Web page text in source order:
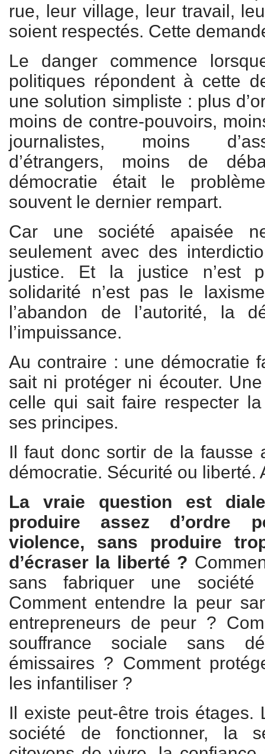
rue, leur village, leur travail,
soient respectés. Cette
Le danger commence
politiques répondent à cette
une solution simpliste : plus
moins de contre-pouvoirs,
journalistes, moins
d’étrangers, moins de
démocratie était le
souvent le dernier rempart.
Car une société apaisée
seulement avec des
justice. Et la justice n’est
solidarité n’est pas le
l’abandon de l’autorité, la
l’impuissance.
Au contraire : une démocratie
sait ni protéger ni écouter.
celle qui sait faire respecter
ses principes.
Il faut donc sortir de la fausse
démocratie. Sécurité ou liberté.
La vraie question est
produire assez d’ordre
violence, sans produire
d’écraser la liberté ?
sans fabriquer une
Comment entendre la peur
entrepreneurs de peur ?
souffrance sociale sans
émissaires ? Comment
les infantiliser ?
Il existe peut-être trois étages.
société de fonctionner, la